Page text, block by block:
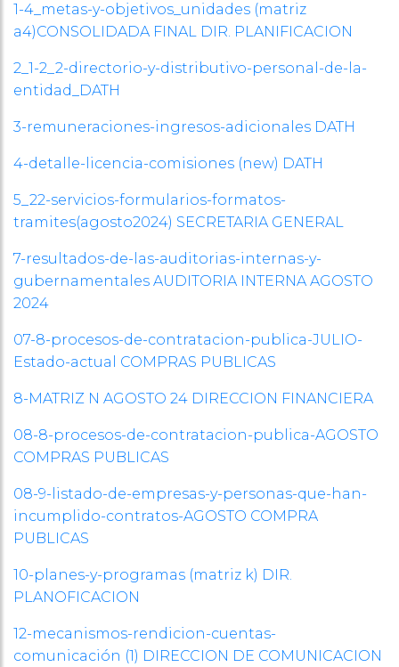
1-4_metas-y-objetivos_unidades (matriz
a4)CONSOLIDADA FINAL DIR. PLANIFICACION
2_1-2_2-directorio-y-distributivo-personal-de-la-
entidad_DATH
3-remuneraciones-ingresos-adicionales DATH
4-detalle-licencia-comisiones (new) DATH
5_22-servicios-formularios-formatos-
tramites(agosto2024) SECRETARIA GENERAL
7-resultados-de-las-auditorias-internas-y-
gubernamentales AUDITORIA INTERNA AGOSTO
2024
07-8-procesos-de-contratacion-publica-JULIO-
Estado-actual COMPRAS PUBLICAS
8-MATRIZ N AGOSTO 24 DIRECCION FINANCIERA
08-8-procesos-de-contratacion-publica-AGOSTO
COMPRAS PUBLICAS
08-9-listado-de-empresas-y-personas-que-han-
incumplido-contratos-AGOSTO COMPRA
PUBLICAS
10-planes-y-programas (matriz k) DIR.
PLANOFICACION
12-mecanismos-rendicion-cuentas-
comunicación (1) DIRECCION DE COMUNICACION